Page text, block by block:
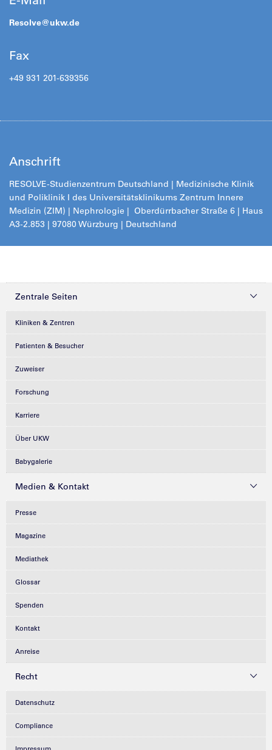
Resolve@ukw.de
Fax
+49 931 201-639356
Anschrift
RESOLVE-Studienzentrum Deutschland | Medizinische Klinik
und Poliklinik I des Universitätsklinikums Zentrum Innere
Medizin (ZIM) | Nephrologie | Oberdürrbacher Straße 6 | Haus
A3-2.853 | 97080 Würzburg | Deutschland
Zentrale Seiten
Kliniken & Zentren
Patienten & Besucher
Zuweiser
Forschung
Karriere
Über UKW
Babygalerie
Medien & Kontakt
Presse
Magazine
Mediathek
Glossar
Spenden
Kontakt
Anreise
Recht
Datenschutz
Compliance